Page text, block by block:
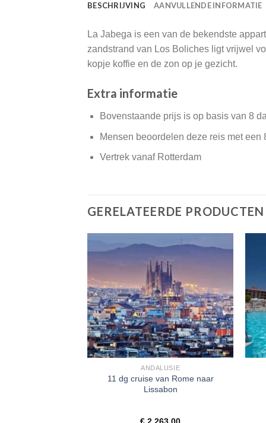
BESCHRIJVING AANVULLENDE INFORMATIE
La Jabega is een van de bekendste
zandstrand van Los Boliches ligt vrijwel
kopje koffie en de zon op je gezicht.
Extra informatie
Bovenstaande prijs is op basis van 8
Mensen beoordelen deze reis met een
Vertrek vanaf Rotterdam
GERELATEERDE PRODUCTEN
ANDALUSIE
11 dg cruise van Rome naar
Lissabon